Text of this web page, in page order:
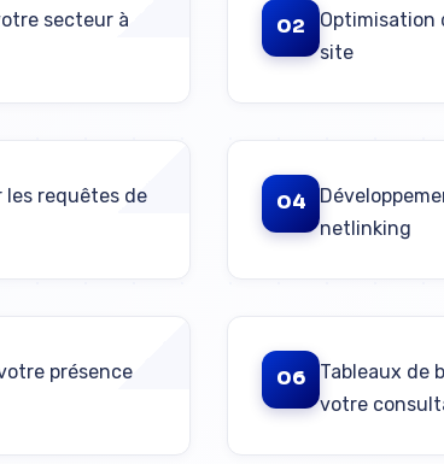
secteur à
02
Optimisation
site
les requêtes de
04
netlinking
présence
06
Tableaux de
votre